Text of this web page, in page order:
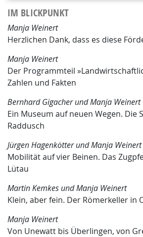
IM BLICKPUNKT
Manja Weinert
Herzlichen Dank, dass es diese
Manja Weinert
Der Programmteil
Zahlen und Fakten
BernhardGigacherund Manja Weinert
Ein Museum auf neuen Wegen. Die
Raddusch
JürgenHagenkötterund Manja Weinert
Mobilität auf vier Beinen. Das
Lütau
MartinKemkes und Manja Weinert
Klein, aber fein. Der Römerkeller in
Manja Weinert
Von Unewatt bis Überlingen, von